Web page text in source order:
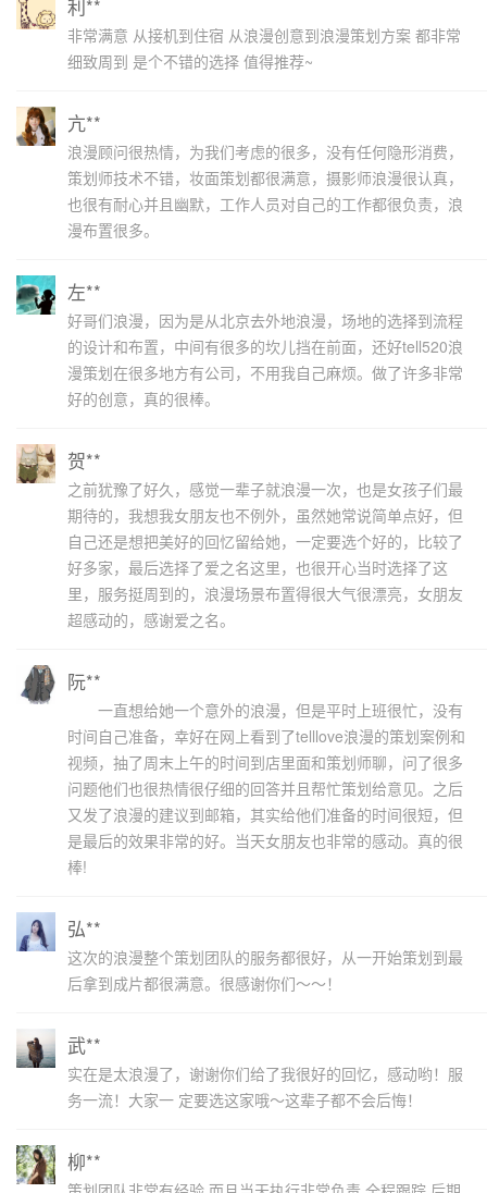
利**
非常满意 从接机到住宿 从浪漫创意到浪漫策划方案 都非常
细致周到 是个不错的选择 值得推荐~
亢**
浪漫顾问很热情，为我们考虑的很多，没有任何隐形消费，
策划师技术不错，妆面策划都很满意，摄影师浪漫很认真，
也很有耐心并且幽默，工作人员对自己的工作都很负责，浪
漫布置很多。
左**
好哥们浪漫，因为是从北京去外地浪漫，场地的选择到流程
的设计和布置，中间有很多的坎儿挡在前面，还好tell520浪
漫策划在很多地方有公司，不用我自己麻烦。做了许多非常
好的创意，真的很棒。
贺**
之前犹豫了好久，感觉一辈子就浪漫一次，也是女孩子们最
期待的，我想我女朋友也不例外，虽然她常说简单点好，但
自己还是想把美好的回忆留给她，一定要选个好的，比较了
好多家，最后选择了爱之名这里，也很开心当时选择了这
里，服务挺周到的，浪漫场景布置得很大气很漂亮，女朋友
超感动的，感谢爱之名。
阮**
一直想给她一个意外的浪漫，但是平时上班很忙，没有
时间自己准备，幸好在网上看到了telllove浪漫的策划案例和
视频，抽了周末上午的时间到店里面和策划师聊，问了很多
问题他们也很热情很仔细的回答并且帮忙策划给意见。之后
又发了浪漫的建议到邮箱，其实给他们准备的时间很短，但
是最后的效果非常的好。当天女朋友也非常的感动。真的很
棒!
弘**
这次的浪漫整个策划团队的服务都很好，从一开始策划到最
后拿到成片都很满意。很感谢你们～～！
武**
实在是太浪漫了，谢谢你们给了我很好的回忆，感动哟！服
务一流！大家一 定要选这家哦～这辈子都不会后悔！
柳**